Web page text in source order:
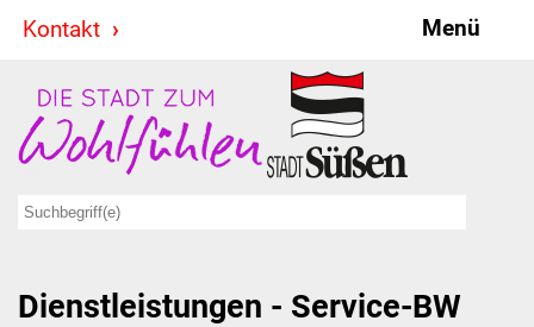
Kontakt Menü
Stadt & Politik
Bürgermeister
Ausschüsse
Dienstleistungen - Service-BW